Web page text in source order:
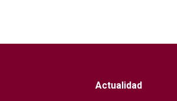
Actualidad